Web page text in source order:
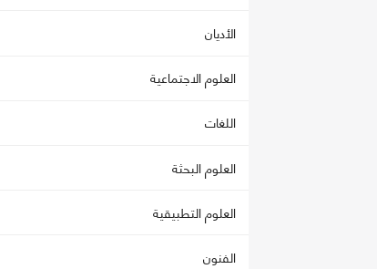
الأديان
العلوم الاجتماعية
اللغات
العلوم البحثة
العلوم التطبيقية
الفنون